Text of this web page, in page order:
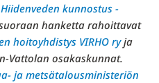
Hiidenveden kunnostus -
hanketta rahoittavat
hoitoyhdistys VIRHO ryja
Vattolan osakaskunnat.
ja metsätalousministeriön